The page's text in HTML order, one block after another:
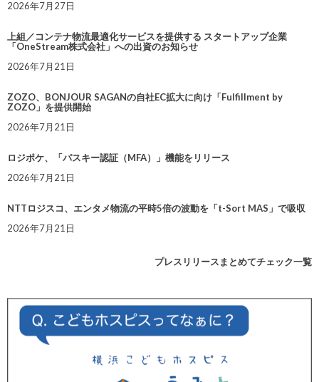
2026年7月27日
上組／コンテナ物流最適化サービスを提供する スタートアップ企業
「OneStream株式会社」への出資のお知らせ
2026年7月21日
ZOZO、BONJOUR SAGANの自社EC拡大に向け「Fulfillment by
ZOZO」を提供開始
2026年7月21日
ロジポケ、「パスキー認証（MFA）」機能をリリース
2026年7月21日
NTTロジスコ、エンタメ物流の平時5倍の波動を「t-Sort MAS」で吸収
2026年7月21日
プレスリリースまとめてチェック一覧